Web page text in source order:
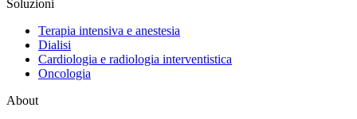
Soluzioni
Terapia intensiva e anestesia
Dialisi
Cardiologia e radiologia interventistica
Oncologia
About